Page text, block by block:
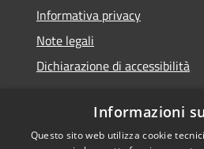
Informativa privacy
Note legali
Dichiarazione di accessibilità
Informazioni
Questo sito web utilizza cookie